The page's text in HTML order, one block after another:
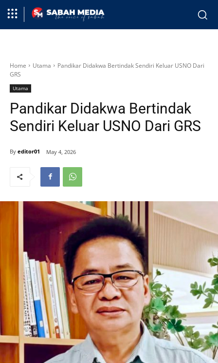
Home Utama
Pandikar Didakwa Bertindak Sendiri Keluar USNO Dari
GRS
Utama
Pandikar Didakwa Bertindak
Sendiri Keluar USNO Dari GRS
By editor01 May 4, 2026